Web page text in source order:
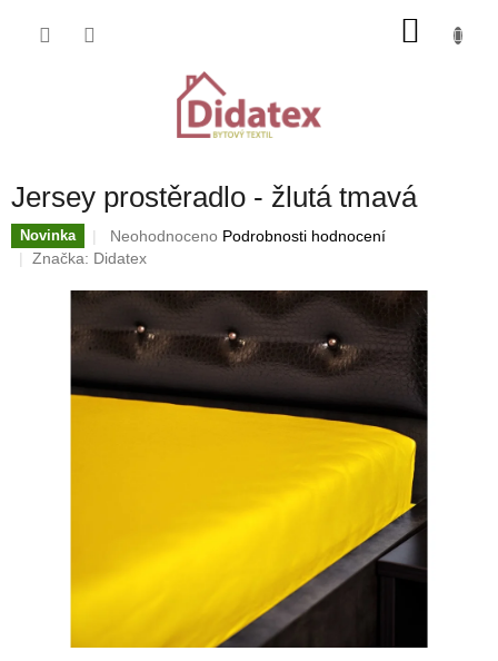
Jersey prostěradlo - žlutá tmavá
Novinka
Průměrné
hodnocení
hvězdiček.
Neohodnoceno Podrobnosti hodnocení
Značka: Didatex